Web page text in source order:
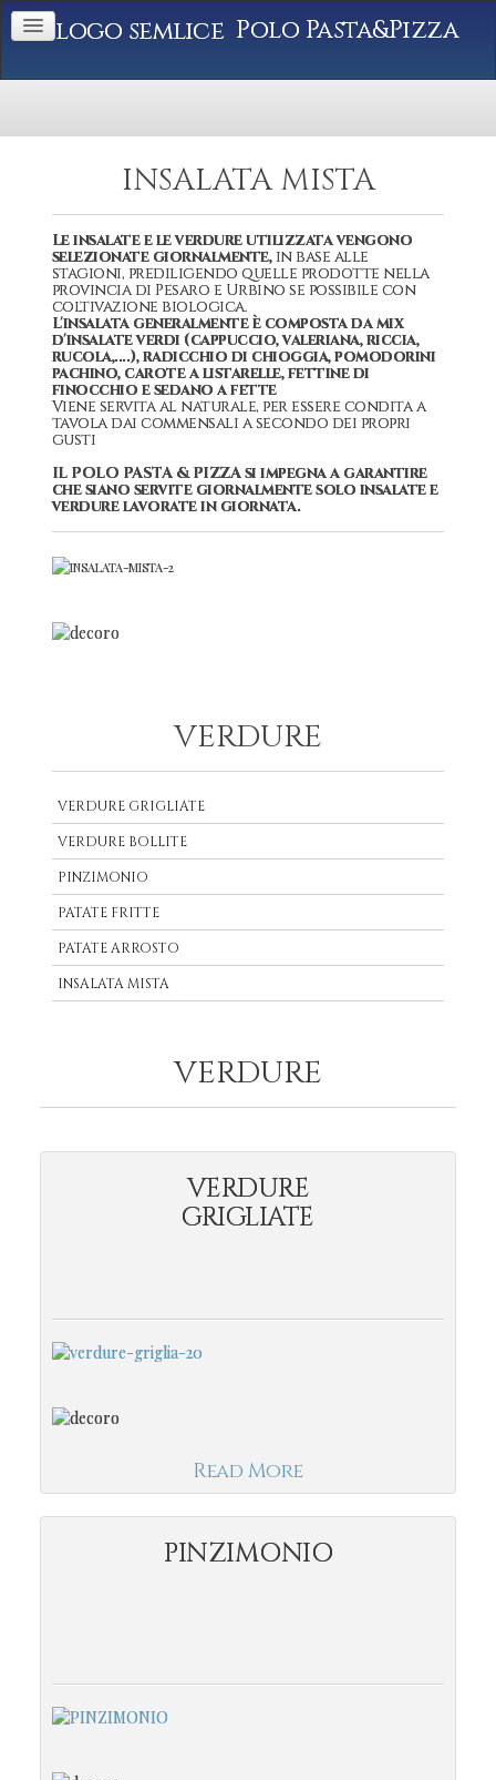
Polo Pasta&Pizza
INSALATA MISTA
Le insalate e le verdure utilizzata vengono
selezionate giornalmente,in base alle
stagioni, prediligendo quelle prodotte nella
provincia di Pesaro e Urbino se possibile con
coltivazione biologica.
L'insalata generalmente è composta da mix
d'insalate verdi (cappuccio, valeriana, riccia,
rucola,....), radicchio di chioggia, pomodorini
pachino, carote a listarelle, fettine di
finocchio e sedano a fette
Viene servita al naturale, per essere condita a
tavola dai commensali a secondo dei propri
gusti
IL POLO PASTA & PIZZA si impegna a garantire
che siano servite giornalmente solo insalate e
verdure lavorate in giornata.
VERDURE
VERDURE GRIGLIATE
VERDURE BOLLITE
PINZIMONIO
PATATE FRITTE
PATATE ARROSTO
INSALATA MISTA
VERDURE
VERDURE
GRIGLIATE
Read More
PINZIMONIO